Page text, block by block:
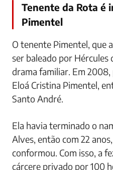
Tenente da Rota é
Pimentel
O tenente Pimentel, que
ser baleado por
drama familiar. Em 2008,
Eloá Cristina Pimentel,
Santo André.
Ela havia terminado o
Alves, então com 22
conformou. Com isso, a
cárcere privado por 100